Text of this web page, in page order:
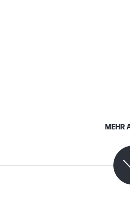
MEHR